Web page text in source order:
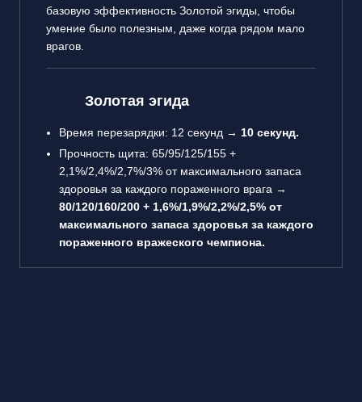
базовую эффективность Золотой эгиды, чтобы
умение было полезным, даже когда рядом мало
врагов.
Золотая эгида
Время перезарядки: 12 секунд → 10 секунд.
Прочность щита: 65/95/125/155 +
2,1%/2,4%/2,7%/3% от максимального запаса
здоровья за каждого пораженного врага →
80/120/160/200 + 1,6%/1,9%/2,2%/2,5% от
максимального запаса здоровья за каждого
пораженного вражеского чемпиона.